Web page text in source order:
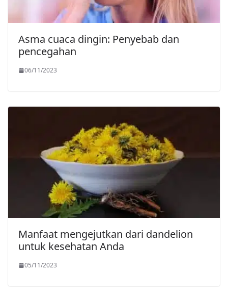
Asma cuaca dingin: Penyebab dan
pencegahan
06/11/2023
Manfaat mengejutkan dari dandelion
untuk kesehatan Anda
05/11/2023